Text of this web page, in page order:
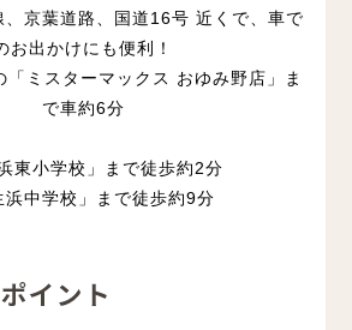
、京葉道路、国道16号 近くで、車で
お出かけにも便利！
「ミスターマックス おゆみ野店」ま
で車約6分
東小学校」まで徒歩約2分
浜中学校」まで徒歩約9分